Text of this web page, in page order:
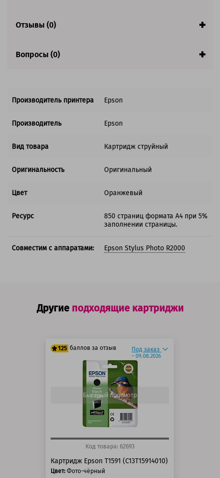
Отзывы (0)
Вопросы (0)
Производитель принтера Epson
Производитель Epson
Вид товара Картридж струйный
Оригинальность Оригинальный
Цвет Оранжевый
Ресурс
850 страниц формата А4 при 5%
заполнении страницы.
Совместим с аппаратами: Epson Stylus Photo R2000
Другие подходящие картриджи
125 баллов за отзыв
100 баллов
125 баллов
Под заказ
~ 09.08.2026
Быстрый просмотр
Код товара: 62693
Картридж Epson T1591 (C13T15914010)
Цвет: Фото-чёрный